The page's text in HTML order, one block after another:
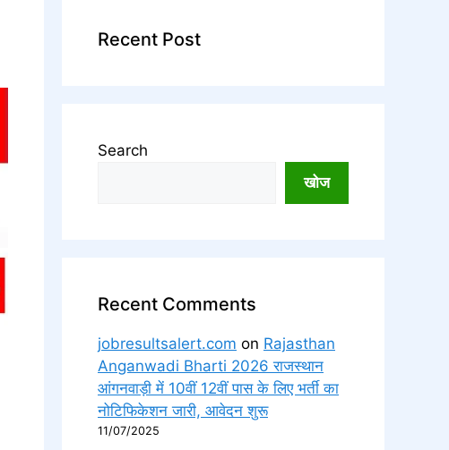
Recent Post
Search
खोज
Recent Comments
jobresultsalert.com on Rajasthan
Anganwadi Bharti 2026 राजस्थान
आंगनवाड़ी में 10वीं 12वीं पास के लिए भर्ती का
नोटिफिकेशन जारी, आवेदन शुरू
11/07/2025